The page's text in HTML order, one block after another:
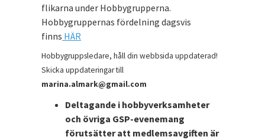
flikarna under Hobbygrupperna.
Hobbygruppernas fördelning dagsvis
finns HÄR
Hobbygruppsledare, håll din webbsida uppdaterad!
Skicka uppdateringar till
marina.almark@gmail.com
Deltagande i hobbyverksamheter
och övriga GSP-evenemang
förutsätter att medlemsavgiften är